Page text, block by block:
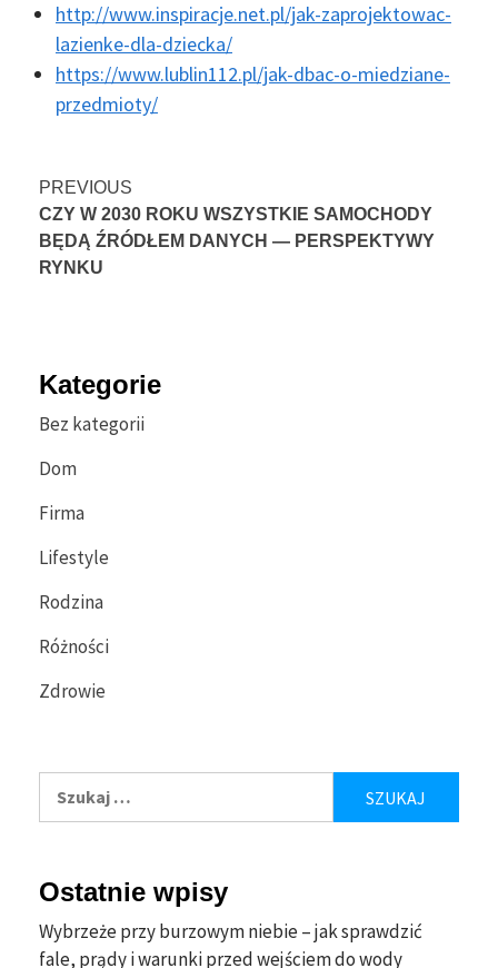
http://www.inspiracje.net.pl/jak-zaprojektowac-
lazienke-dla-dziecka/
https://www.lublin112.pl/jak-dbac-o-miedziane-
przedmioty/
Continue
Reading
PREVIOUS
CZY W 2030 ROKU WSZYSTKIE SAMOCHODY
BĘDĄ ŹRÓDŁEM DANYCH — PERSPEKTYWY
RYNKU
Kategorie
Bez kategorii
Dom
Firma
Lifestyle
Rodzina
Różności
Zdrowie
Ostatnie wpisy
Wybrzeże przy burzowym niebie – jak sprawdzić
fale, prądy i warunki przed wejściem do wody